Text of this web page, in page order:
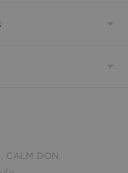
CALM DON.